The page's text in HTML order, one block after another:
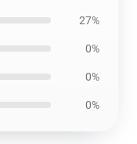
27%
0%
0%
0%